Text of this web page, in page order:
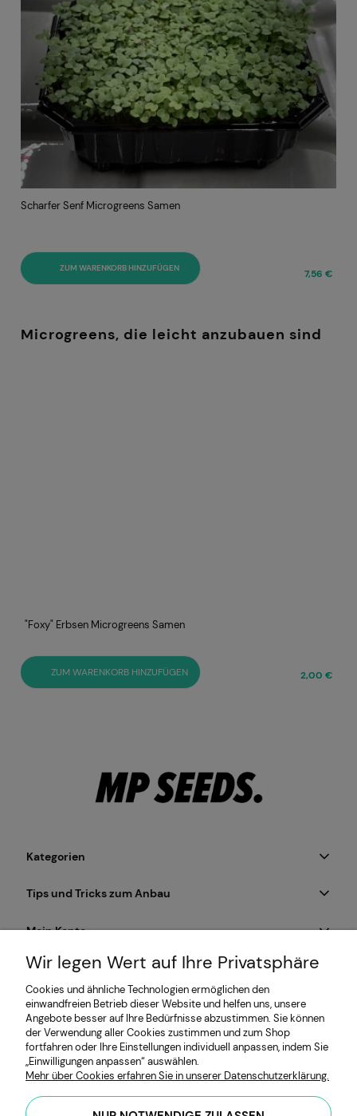
Scharfer Senf Microgreens Samen
7,56 €
ZUM WARENKORB HINZUFÜGEN
Microgreens, die leicht anzubauen sind
"Foxy" Erbsen Microgreens Samen
2,00 €
ZUM WARENKORB HINZUFÜGEN
Kategorien
Tips und Tricks zum Anbau
Mein Konto
Zahlung & Lieferung
Informationen
MP SEEDS | Hersteller von Microgreens- und Keimsaatgut |
Polen | USt-IdNr.: PL7262654485 |hello@mpseeds.eu| +48 601
Wir legen Wert auf Ihre Privatsphäre
Cookies und ähnliche Technologien ermöglichen den
einwandfreien Betrieb dieser Website und helfen uns, unsere
Angebote besser auf Ihre Bedürfnisse abzustimmen. Sie können
der Verwendung aller Cookies zustimmen und zum Shop
fortfahren oder Ihre Einstellungen individuell anpassen, indem Sie
„Einwilligungen anpassen“ auswählen.
Mehr über Cookies erfahren Sie in unserer Datenschutzerklärung.